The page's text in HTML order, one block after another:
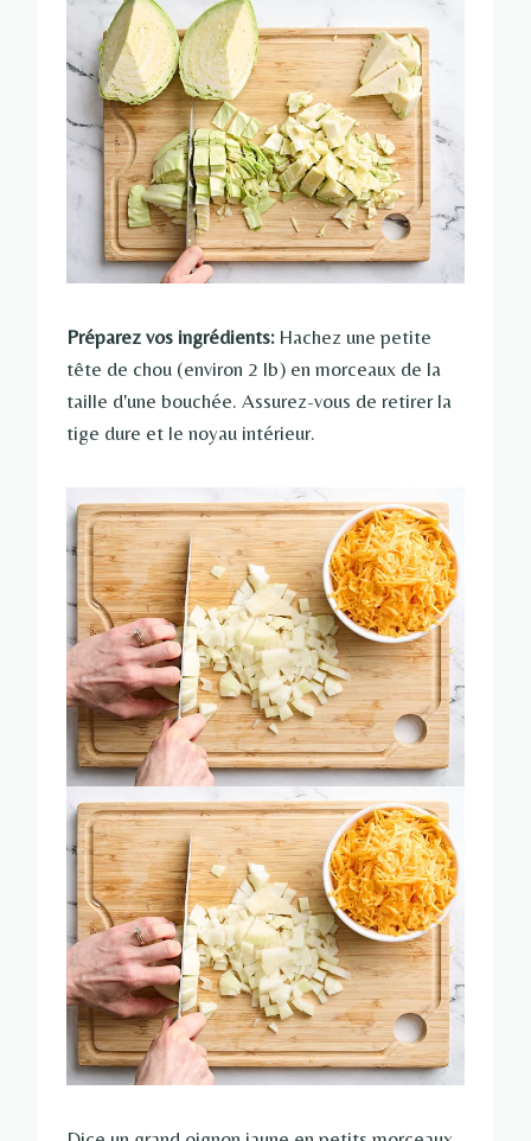
Préparez vos ingrédients: Hachez une petite
tête de chou (environ 2 lb) en morceaux de la
taille d'une bouchée. Assurez-vous de retirer la
tige dure et le noyau intérieur.